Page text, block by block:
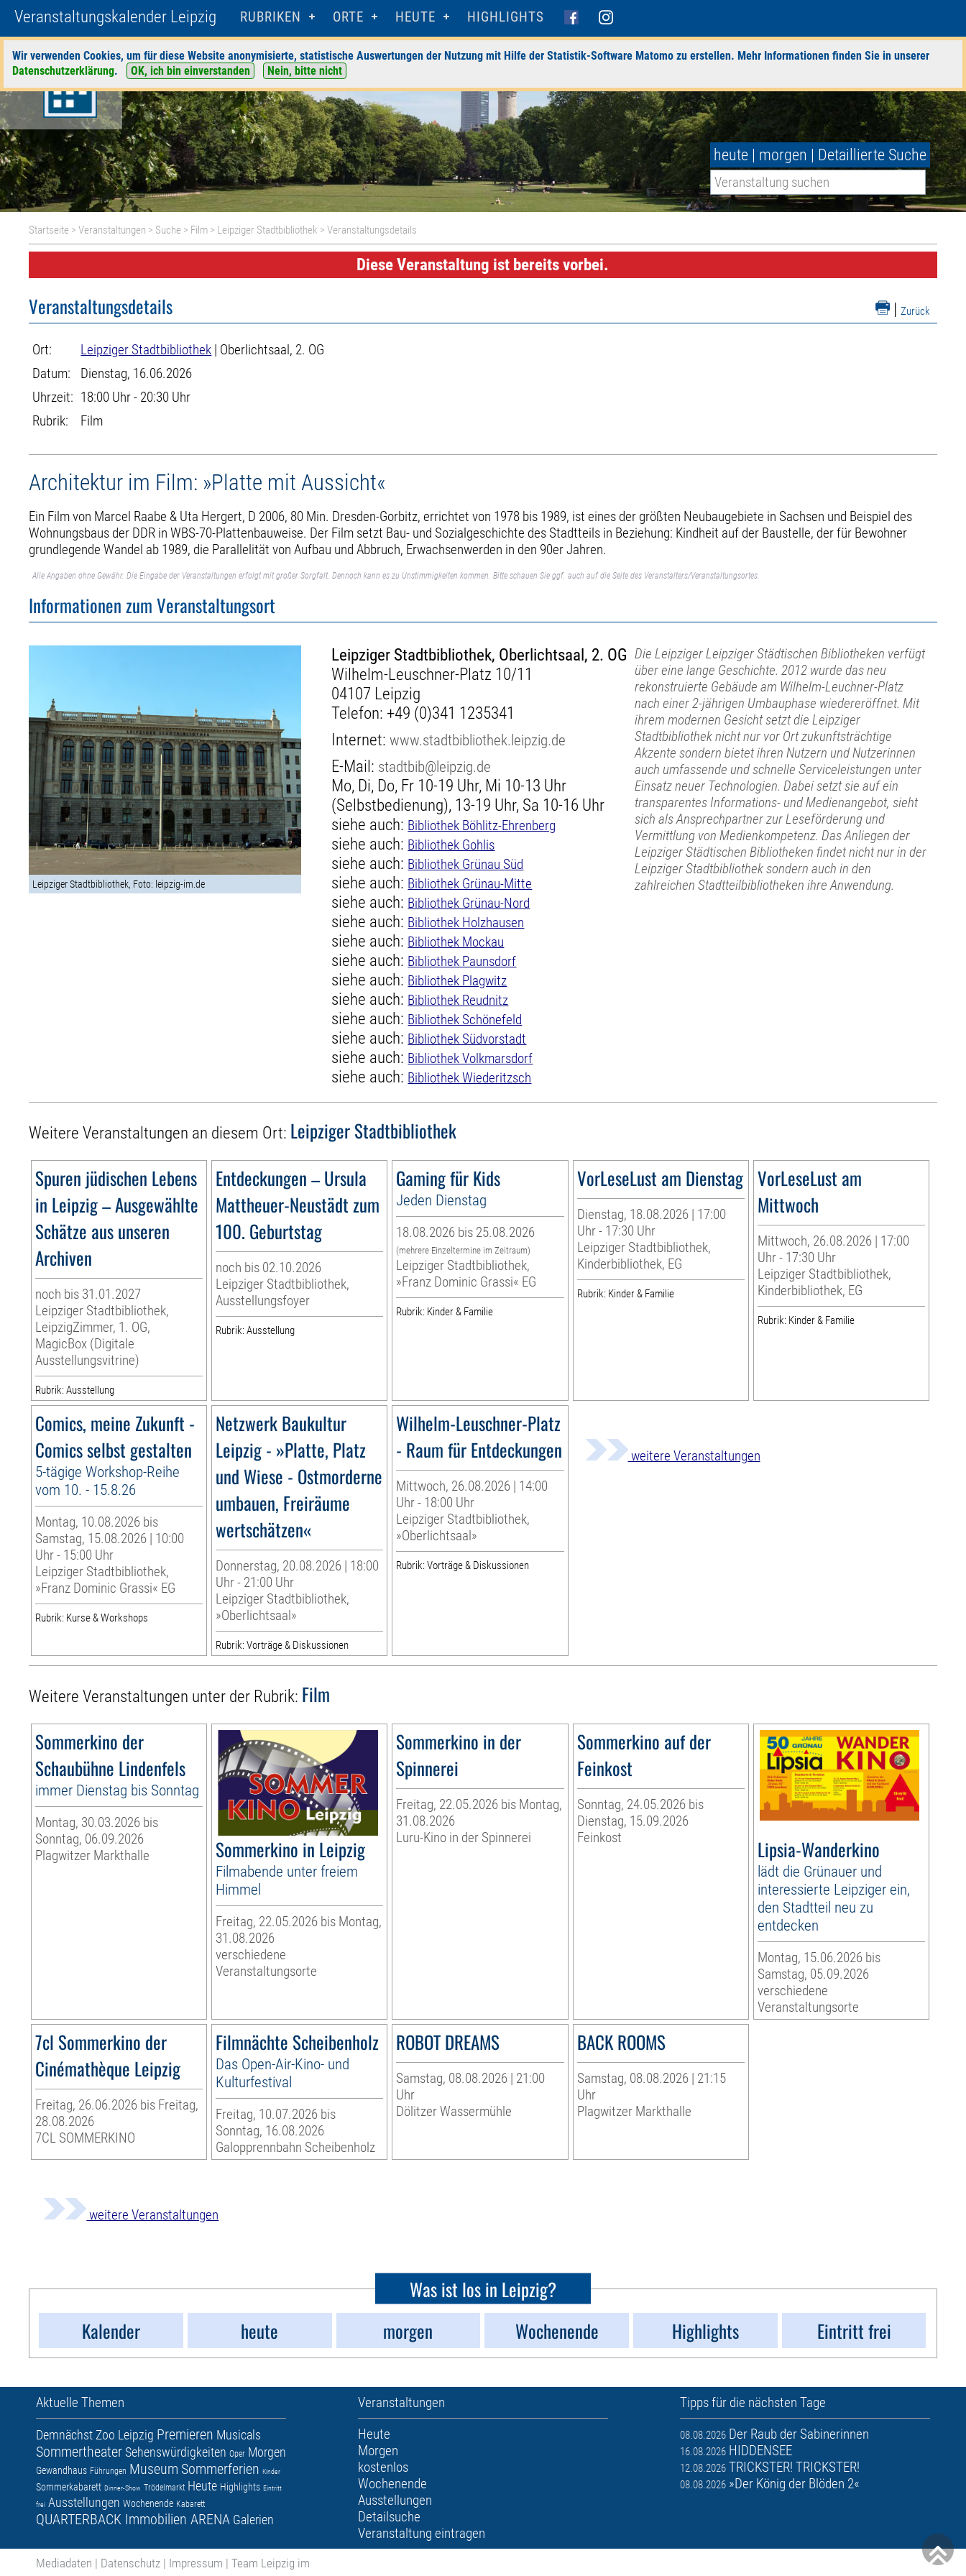
Veranstaltungskalender Leipzig RUBRIKEN ORTE HEUTE HIGHLIGHTS
Wir verwenden Cookies, um für diese Website anonymisierte, statistische Auswertungen der Nutzung mit Hilfe der Statistik-Software Matomo zu erstellen. Mehr Informationen finden Sie in unserer
Datenschutzerklärung. OK, ich bin einverstanden Nein, bitte nicht
heute | morgen | Detaillierte Suche
Startseite >Veranstaltungen > Suche > Film > Leipziger Stadtbibliothek > Veranstaltungsdetails
Diese Veranstaltung ist bereits vorbei.
| Zurück
Veranstaltungsdetails
Ort: Leipziger Stadtbibliothek | Oberlichtsaal, 2. OG
Datum:
Dienstag, 16.06.2026
Uhrzeit: 18:00 Uhr - 20:30 Uhr
Rubrik:
Film
Architektur im Film: »Platte mit Aussicht«
Ein Film von Marcel Raabe & Uta Hergert, D 2006, 80 Min. Dresden-Gorbitz, errichtet von 1978 bis 1989, ist eines der größten Neubaugebiete in Sachsen und Beispiel des
Wohnungsbaus der DDR in WBS-70-Plattenbauweise. Der Film setzt Bau- und Sozialgeschichte des Stadtteils in Beziehung: Kindheit auf der Baustelle, der für Bewohner
grundlegende Wandel ab 1989, die Parallelität von Aufbau und Abbruch, Erwachsenwerden in den 90er Jahren.
Alle Angaben ohne Gewähr. Die Eingabe der Veranstaltungen erfolgt mit großer Sorgfalt. Dennoch kann es zu Unstimmigkeiten kommen. Bitte schauen Sie ggf. auch auf die Seite des Veranstalters/Veranstaltungsortes.
Informationen zum Veranstaltungsort
Leipziger Stadtbibliothek, Foto: leipzig-im.de
Leipziger Stadtbibliothek, Oberlichtsaal, 2. OG
Wilhelm-Leuschner-Platz 10/11
04107 Leipzig
Telefon: +49 (0)341 1235341
Internet:www.stadtbibliothek.leipzig.de
E-Mail: stadtbib@leipzig.de
Mo, Di, Do, Fr 10-19 Uhr, Mi 10-13 Uhr
(Selbstbedienung), 13-19 Uhr, Sa 10-16 Uhr
siehe auch: Bibliothek Böhlitz-Ehrenberg
siehe auch: Bibliothek Gohlis
siehe auch: Bibliothek Grünau Süd
siehe auch: Bibliothek Grünau-Mitte
siehe auch: Bibliothek Grünau-Nord
siehe auch: Bibliothek Holzhausen
siehe auch: Bibliothek Mockau
siehe auch: Bibliothek Paunsdorf
siehe auch: Bibliothek Plagwitz
siehe auch: Bibliothek Reudnitz
siehe auch: Bibliothek Schönefeld
siehe auch: Bibliothek Südvorstadt
siehe auch: Bibliothek Volkmarsdorf
siehe auch: Bibliothek Wiederitzsch
Die Leipziger Leipziger Städtischen Bibliotheken verfügt
über eine lange Geschichte. 2012 wurde das neu
rekonstruierte Gebäude am Wilhelm-Leuchner-Platz
nach einer 2-jährigen Umbauphase wiedereröffnet. Mit
ihrem modernen Gesicht setzt die Leipziger
Stadtbibliothek nicht nur vor Ort zukunftsträchtige
Akzente sondern bietet ihren Nutzern und Nutzerinnen
auch umfassende und schnelle Serviceleistungen unter
Einsatz neuer Technologien. Dabei setzt sie auf ein
transparentes Informations- und Medienangebot, sieht
sich als Ansprechpartner zur Leseförderung und
Vermittlung von Medienkompetenz. Das Anliegen der
Leipziger Städtischen Bibliotheken findet nicht nur in der
Leipziger Stadtbibliothek sondern auch in den
zahlreichen Stadtteilbibliotheken ihre Anwendung.
Weitere Veranstaltungen an diesem Ort: Leipziger Stadtbibliothek
Spuren jüdischen Lebens
in Leipzig – Ausgewählte
Schätze aus unseren
Archiven
noch bis 31.01.2027
Leipziger Stadtbibliothek,
LeipzigZimmer, 1. OG,
MagicBox (Digitale
Ausstellungsvitrine)
Rubrik: Ausstellung
Entdeckungen – Ursula
Mattheuer-Neustädt zum
100. Geburtstag
noch bis 02.10.2026
Leipziger Stadtbibliothek,
Ausstellungsfoyer
Rubrik: Ausstellung
Gaming für Kids
Jeden Dienstag
18.08.2026 bis 25.08.2026
(mehrere Einzeltermine im Zeitraum)
Leipziger Stadtbibliothek,
»Franz Dominic Grassi« EG
Rubrik: Kinder & Familie
VorLeseLust am Dienstag
Dienstag, 18.08.2026 | 17:00
Uhr - 17:30 Uhr
Leipziger Stadtbibliothek,
Kinderbibliothek, EG
Rubrik: Kinder & Familie
VorLeseLust am
Mittwoch
Mittwoch, 26.08.2026 | 17:00
Uhr - 17:30 Uhr
Leipziger Stadtbibliothek,
Kinderbibliothek, EG
Rubrik: Kinder & Familie
Comics, meine Zukunft -
Comics selbst gestalten
5-tägige Workshop-Reihe
vom 10. - 15.8.26
Montag, 10.08.2026 bis
Samstag, 15.08.2026 | 10:00
Uhr - 15:00 Uhr
Leipziger Stadtbibliothek,
»Franz Dominic Grassi« EG
Rubrik: Kurse & Workshops
Netzwerk Baukultur
Leipzig - »Platte, Platz
und Wiese - Ostmorderne
umbauen, Freiräume
wertschätzen«
Donnerstag, 20.08.2026 | 18:00
Uhr - 21:00 Uhr
Leipziger Stadtbibliothek,
»Oberlichtsaal»
Rubrik: Vorträge & Diskussionen
Wilhelm-Leuschner-Platz
- Raum für Entdeckungen
Mittwoch, 26.08.2026 | 14:00
Uhr - 18:00 Uhr
Leipziger Stadtbibliothek,
»Oberlichtsaal»
Rubrik: Vorträge & Diskussionen
weitere Veranstaltungen
Weitere Veranstaltungen unter der Rubrik: Film
Sommerkino der
Schaubühne Lindenfels
immer Dienstag bis Sonntag
Montag, 30.03.2026 bis
Sonntag, 06.09.2026
Plagwitzer Markthalle
Sommerkino in Leipzig
Filmabende unter freiem
Himmel
Freitag, 22.05.2026 bis Montag,
31.08.2026
verschiedene
Veranstaltungsorte
Sommerkino in der
Spinnerei
Freitag, 22.05.2026 bis Montag,
31.08.2026
Luru-Kino in der Spinnerei
Sommerkino auf der
Feinkost
Sonntag, 24.05.2026 bis
Dienstag, 15.09.2026
Feinkost
Lipsia-Wanderkino
lädt die Grünauer und
interessierte Leipziger ein,
den Stadtteil neu zu
entdecken
Montag, 15.06.2026 bis
Samstag, 05.09.2026
verschiedene
Veranstaltungsorte
7cl Sommerkino der
Cinémathèque Leipzig
Freitag, 26.06.2026 bis Freitag,
28.08.2026
7CL SOMMERKINO
Filmnächte Scheibenholz
Das Open-Air-Kino- und
Kulturfestival
Freitag, 10.07.2026 bis
Sonntag, 16.08.2026
Galopprennbahn Scheibenholz
ROBOT DREAMS
Samstag, 08.08.2026 | 21:00
Uhr
Dölitzer Wassermühle
BACK ROOMS
Samstag, 08.08.2026 | 21:15
Uhr
Plagwitzer Markthalle
weitere Veranstaltungen
Was ist los in Leipzig?
Kalender
heute morgen Wochenende Highlights Eintritt frei
Aktuelle Themen
Demnächst Zoo Leipzig Premieren Musicals
SommertheaterSehenswürdigkeiten Oper Morgen
Gewandhaus Führungen Museum Sommerferien Kinder
Sommerkabarett Dinner-Show Trödelmarkt Heute Highlights Eintritt
frei Ausstellungen Wochenende Kabarett
QUARTERBACK Immobilien ARENA Galerien
Veranstaltungen
Heute
Morgen
kostenlos
Wochenende
Ausstellungen
Detailsuche
Veranstaltung eintragen
Tipps für die nächsten Tage
08.08.2026 Der Raub der Sabinerinnen
16.08.2026 HIDDENSEE
12.08.2026 TRICKSTER! TRICKSTER!
08.08.2026 »Der König der Blöden 2«
Mediadaten | Datenschutz | Impressum | Team Leipzig im